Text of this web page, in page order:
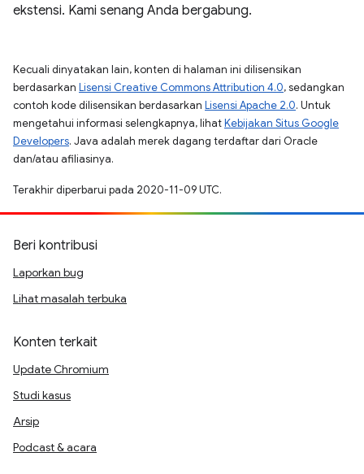
ekstensi. Kami senang Anda bergabung.
Kecuali dinyatakan lain, konten di halaman ini dilisensikan
berdasarkan Lisensi Creative Commons Attribution 4.0, sedangkan
contoh kode dilisensikan berdasarkan Lisensi Apache 2.0. Untuk
mengetahui informasi selengkapnya, lihatKebijakan Situs Google
Developers. Java adalah merek dagang terdaftar dari Oracle
dan/atau afiliasinya.
Terakhir diperbarui pada 2020-11-09 UTC.
Beri kontribusi
Laporkan bug
Lihat masalah terbuka
Konten terkait
Update Chromium
Studi kasus
Arsip
Podcast & acara